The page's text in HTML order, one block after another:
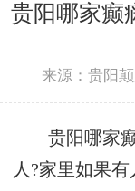
贵阳哪家癫
来源：贵阳
贵阳哪家
人?家里如果